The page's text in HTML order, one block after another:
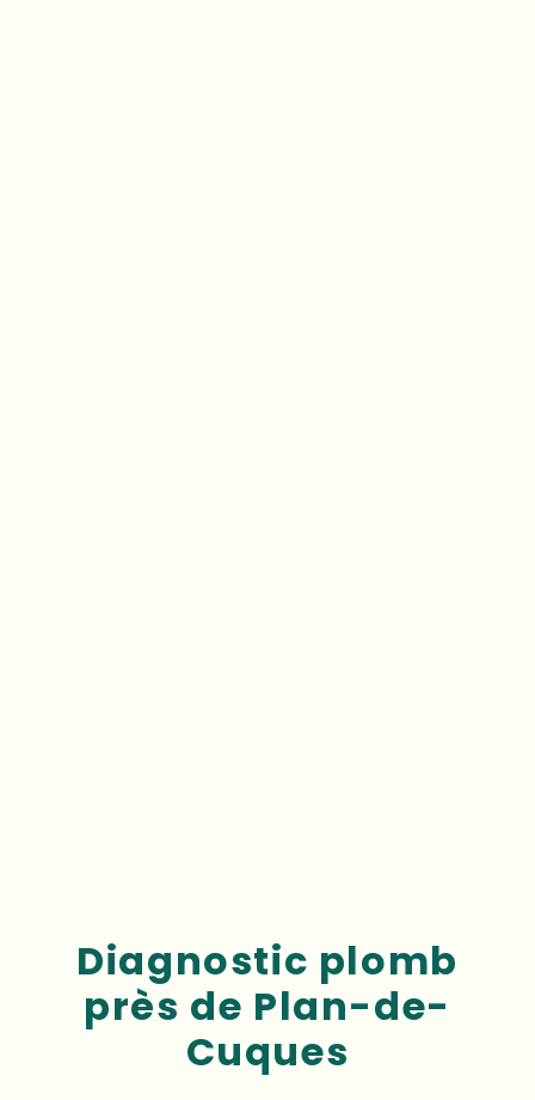
Diagnostic plomb
près de Plan-de-
Cuques